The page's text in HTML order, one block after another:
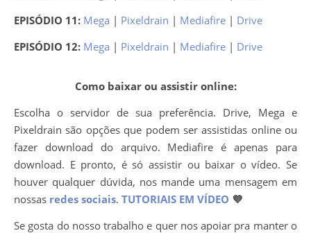
EPISÓDIO 11: Mega | Pixeldrain | Mediafire | Drive
EPISÓDIO 12: Mega | Pixeldrain | Mediafire | Drive
Como baixar ou assistir online:
Escolha o servidor de sua preferência. Drive, Mega e
Pixeldrain são opções que podem ser assistidas online ou
fazer download do arquivo. Mediafire é apenas para
download. E pronto, é só assistir ou baixar o vídeo. Se
houver qualquer dúvida, nos mande uma mensagem em
nossas redes sociais. TUTORIAIS EM VÍDEO 💜
Se gosta do nosso trabalho e quer nos apoiar pra manter o